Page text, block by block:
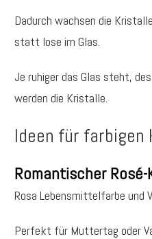
Dadurch wachsen die
statt lose im Glas.
Je ruhiger das Glas steht,
werden die Kristalle.
Ideen für farbigen
Romantischer Rosé-
Rosa Lebensmittelfarbe und
Perfekt für Muttertag oder